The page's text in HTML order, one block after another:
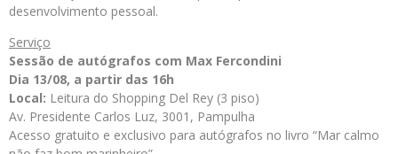
desenvolvimento pessoal.
Serviço
Sessão de autógrafos com Max Fercondini
Dia 13/08, a partir das 16h
Local: Leitura do Shopping Del Rey (3 piso)
Av. Presidente Carlos Luz, 3001, Pampulha
Acesso gratuito e exclusivo para autógrafos no livro “Mar calmo